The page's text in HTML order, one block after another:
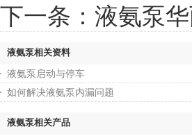
下一条： 液氨泵
液氨泵相关资料
液氨泵启动与停车
如何解决液氨泵内漏问题
液氨泵相关产品